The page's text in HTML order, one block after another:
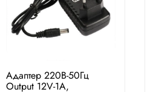
Адаптер 220В-50Гц
Output 12V-1A,